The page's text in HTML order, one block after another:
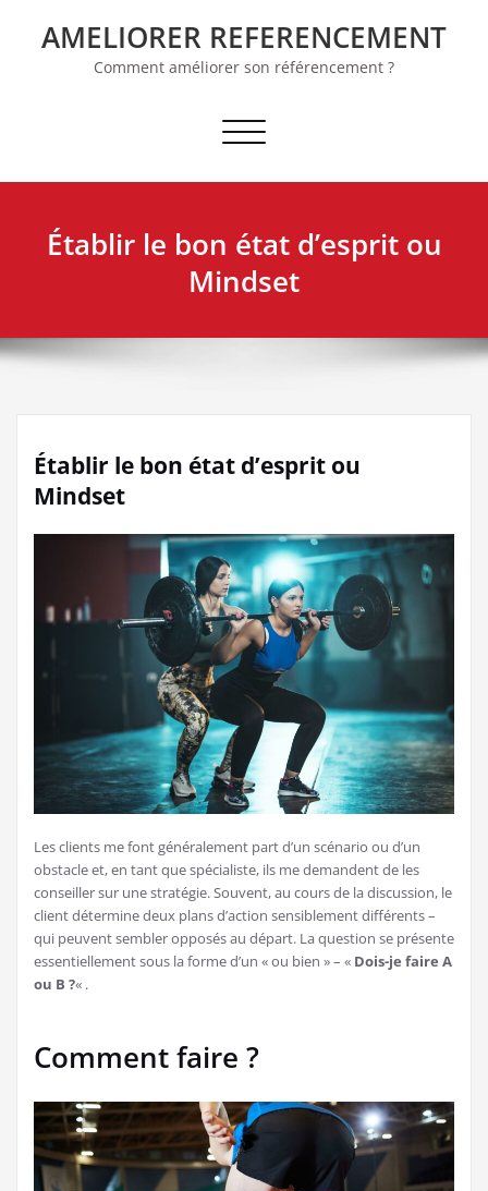
AMELIORER REFERENCEMENT
Comment améliorer son référencement ?
Afficher/masquer la navigation
Établir le bon état d’esprit ou
Mindset
Établir le bon état d’esprit ou
Mindset
Les clients me font généralement part d’un scénario ou d’un
obstacle et, en tant que spécialiste, ils me demandent de les
conseiller sur une stratégie. Souvent, au cours de la discussion, le
client détermine deux plans d’action sensiblement différents –
qui peuvent sembler opposés au départ. La question se présente
essentiellement sous la forme d’un « ou bien » – « Dois-je faire A
ou B ?« .
Comment faire ?